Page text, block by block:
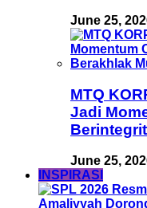
June 25,
MTQ
Jadi
June 25,
INSPIRASI